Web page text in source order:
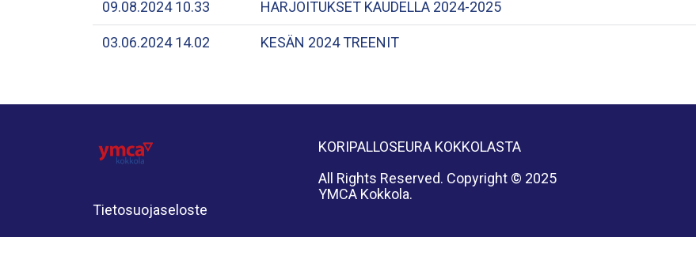
09.08.2024 10.33 HARJOITUKSET KAUDELLA 2024-2025
03.06.2024 14.02 KESÄN 2024 TREENIT
Tietosuojaseloste
KORIPALLOSEURA KOKKOLASTA
All Rights Reserved. Copyright © 2025
YMCA Kokkola.